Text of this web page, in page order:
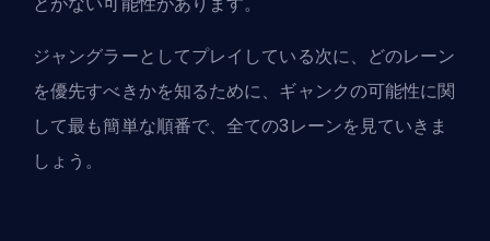
ジャングラーとしてプレイしている次に、どのレーン
を優先すべきかを知るために、ギャンクの可能性に関
して最も簡単な順番で、全ての3レーンを見ていきま
しょう。